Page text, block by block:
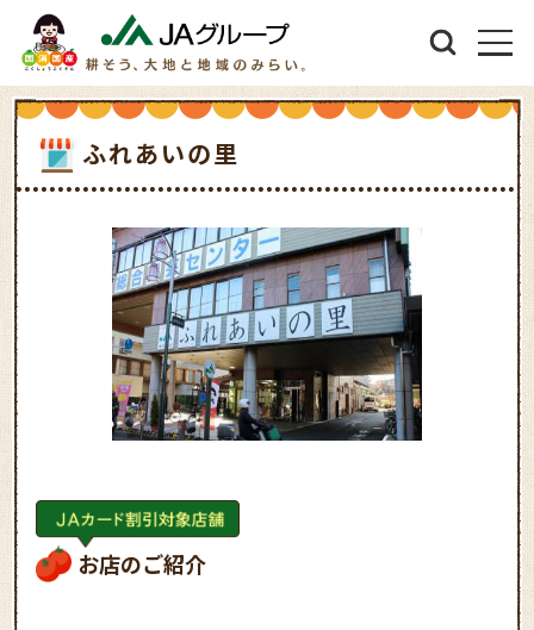
ふれあいの里
お店のご紹介